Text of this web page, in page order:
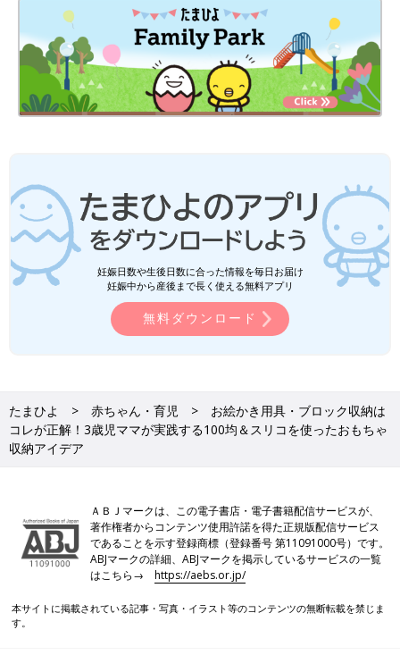
妊娠日数や生後日数に合った情報を毎日お届け
妊娠中から産後まで長く使える無料アプリ
無料ダウンロード
たまひよ 赤ちゃん・育児
お絵かき用具・ブロック収納は
コレが正解！3歳児ママが実践する100均＆スリコを使ったおもちゃ
収納アイデア
ＡＢＪマークは、この電子書店・電子書籍配信サービスが、
著作権者からコンテンツ使用許諾を得た正規版配信サービス
であることを示す登録商標（登録番号 第11091000号）です。
ABJマークの詳細、ABJマークを掲示しているサービスの一覧
はこちら→https://aebs.or.jp/
本サイトに掲載されている記事・写真・イラスト等のコンテンツの無断転載を禁じま
す。